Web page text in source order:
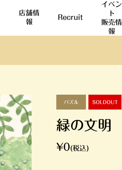
店舗情
報
Recruit
イベン
ト
販売情
報
パズル SOLDOUT
緑の文明
¥0(税込)